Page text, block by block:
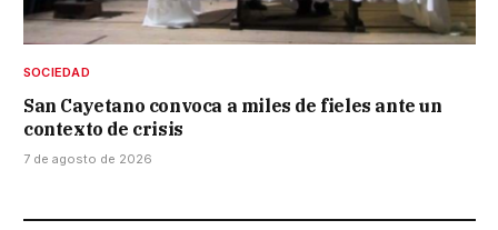
SOCIEDAD
San Cayetano convoca a miles de fieles ante un
contexto de crisis
7 de agosto de 2026